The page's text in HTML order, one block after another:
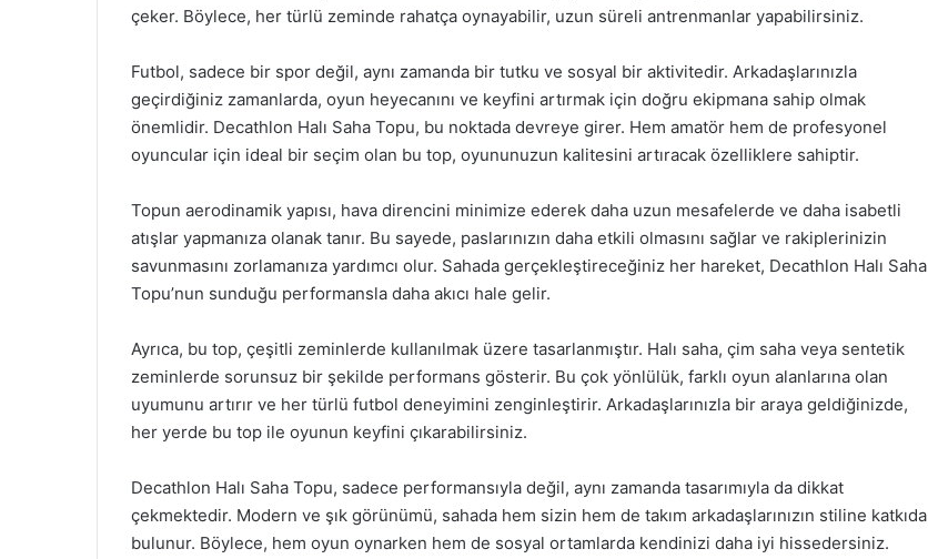
çeker. Böylece, her türlü zeminde rahatça oynayabilir, uzun süreli antrenmanlar yapabilirsiniz.
Futbol, sadece bir spor değil, aynı zamanda bir tutku ve sosyal bir aktivitedir. Arkadaşlarınızla
geçirdiğiniz zamanlarda, oyun heyecanını ve keyfini artırmak için doğru ekipmana sahip olmak
önemlidir. Decathlon Halı Saha Topu, bu noktada devreye girer. Hem amatör hem de profesyonel
oyuncular için ideal bir seçim olan bu top, oyununuzun kalitesini artıracak özelliklere sahiptir.
Topun aerodinamik yapısı, hava direncini minimize ederek daha uzun mesafelerde ve daha isabetli
atışlar yapmanıza olanak tanır. Bu sayede, paslarınızın daha etkili olmasını sağlar ve rakiplerinizin
savunmasını zorlamanıza yardımcı olur. Sahada gerçekleştireceğiniz her hareket, Decathlon Halı Saha
Topu’nun sunduğu performansla daha akıcı hale gelir.
Ayrıca, bu top, çeşitli zeminlerde kullanılmak üzere tasarlanmıştır. Halı saha, çim saha veya sentetik
zeminlerde sorunsuz bir şekilde performans gösterir. Bu çok yönlülük, farklı oyun alanlarına olan
uyumunu artırır ve her türlü futbol deneyimini zenginleştirir. Arkadaşlarınızla bir araya geldiğinizde,
her yerde bu top ile oyunun keyfini çıkarabilirsiniz.
Decathlon Halı Saha Topu, sadece performansıyla değil, aynı zamanda tasarımıyla da dikkat
çekmektedir. Modern ve şık görünümü, sahada hem sizin hem de takım arkadaşlarınızın stiline katkıda
bulunur. Böylece, hem oyun oynarken hem de sosyal ortamlarda kendinizi daha iyi hissedersiniz.